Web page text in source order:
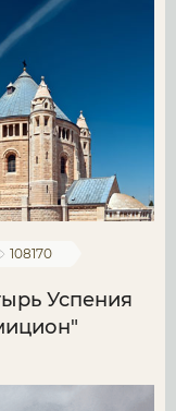
108170
Успения